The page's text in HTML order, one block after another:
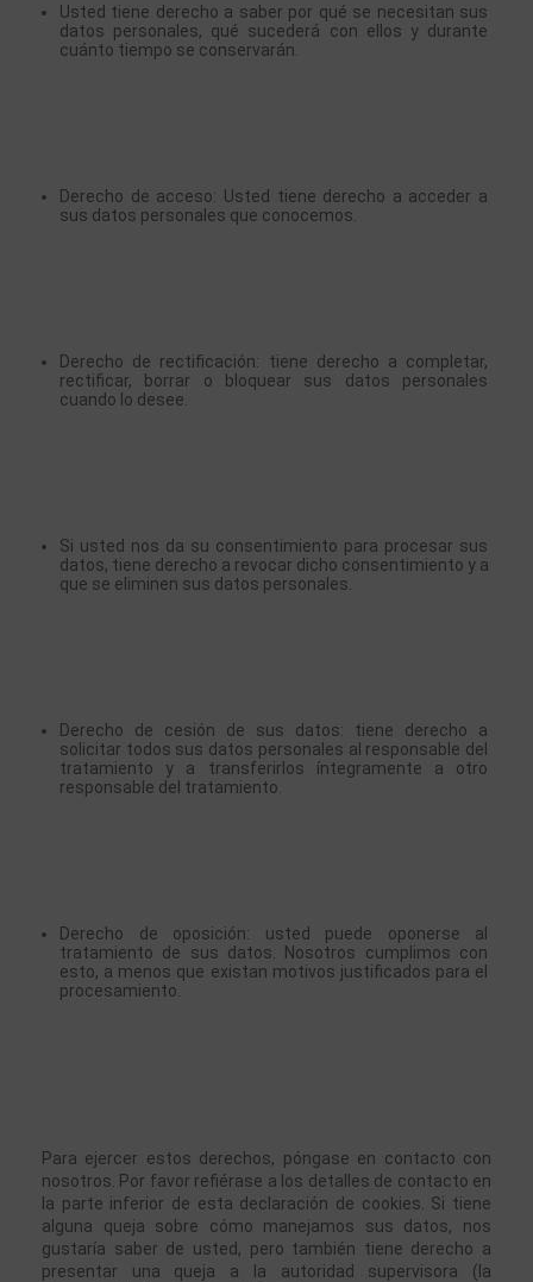
Usted tiene derecho a saber por qué se necesitan sus
datos personales, qué sucederá con ellos y durante
cuánto tiempo se conservarán.
Derecho de acceso: Usted tiene derecho a acceder a
sus datos personales que conocemos.
Derecho de rectificación: tiene derecho a completar,
rectificar, borrar o bloquear sus datos personales
cuando lo desee.
Si usted nos da su consentimiento para procesar sus
datos, tiene derecho a revocar dicho consentimiento y a
que se eliminen sus datos personales.
Derecho de cesión de sus datos: tiene derecho a
solicitar todos sus datos personales al responsable del
tratamiento y a transferirlos íntegramente a otro
responsable del tratamiento.
Derecho de oposición: usted puede oponerse al
tratamiento de sus datos. Nosotros cumplimos con
esto, a menos que existan motivos justificados para el
procesamiento.
Para ejercer estos derechos, póngase en contacto con
nosotros. Por favor refiérase a los detalles de contacto en
la parte inferior de esta declaración de cookies. Si tiene
alguna queja sobre cómo manejamos sus datos, nos
gustaría saber de usted, pero también tiene derecho a
presentar una queja a la autoridad supervisora (la